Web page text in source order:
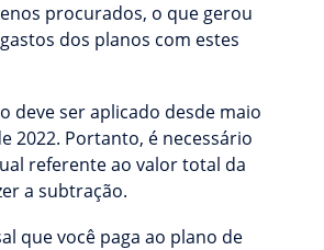
procurados, o que gerou
dos planos com estes
deve ser aplicado desde maio
2022. Portanto, é necessário
referente ao valor total da
a subtração.
que você paga ao plano de